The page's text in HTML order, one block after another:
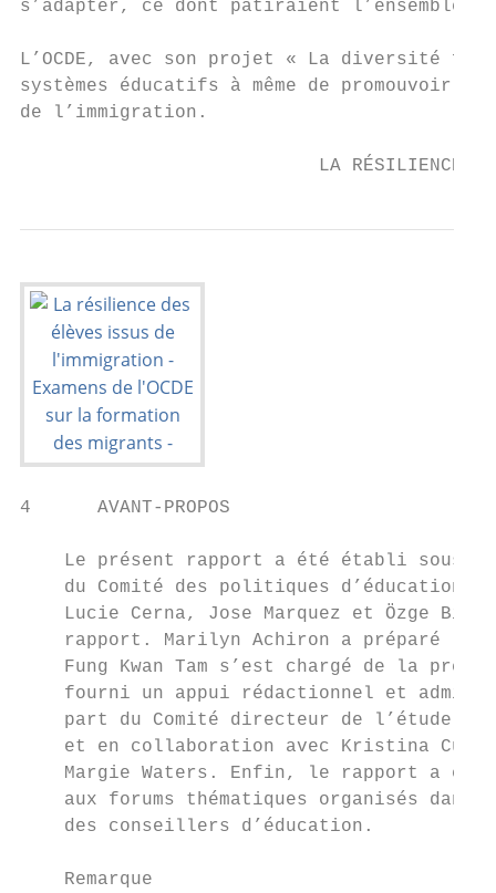
s’adapter, ce dont pâtiraient l’ensemble
L’OCDE, avec son projet « La diversité
systèmes éducatifs à même de
de l’immigration.
LA RÉSILIENCE
4      AVANT-PROPOS
Le présent rapport a été établi sous
du Comité des politiques d’éducation.
Lucie Cerna, Jose Marquez et Özge
rapport. Marilyn Achiron a préparé le
Fung Kwan Tam s’est chargé de la
fourni un appui rédactionnel et
part du Comité directeur de l’étude à
et en collaboration avec Kristina
Margie Waters. Enfin, le rapport a
aux forums thématiques organisés dans
    des conseillers d’éducation.
    Remarque